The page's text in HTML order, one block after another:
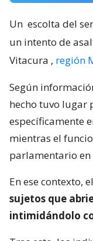
Un escolta del
un intento de
Vitacura , región
Según
hecho tuvo lugar
específicamente
mientras el
parlamentario en
En ese contexto,
sujetos que
intimidándolo